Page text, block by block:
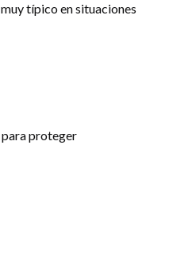
muy típico en situaciones
para proteger